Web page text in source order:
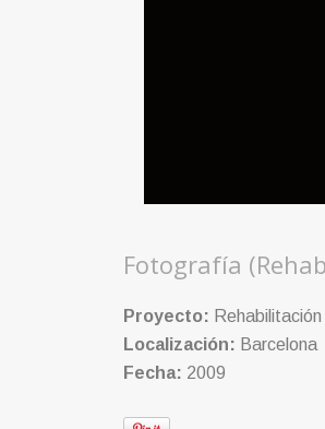
Fotografía
Proyecto:
Localización: Barcelona
Fecha: 2009